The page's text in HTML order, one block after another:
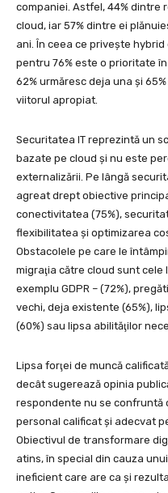
companiei. Astfel, 44% dintre
cloud, iar 57% dintre ei
ani. În ceea ce priveşte
pentru 76% este o prioritate
62% urmăresc deja una şi
viitorul apropiat.
Securitatea IT reprezintă un
bazate pe cloud şi nu este
externalizării. Pe lângă
agreat drept obiective
conectivitatea (75%),
flexibilitatea şi optimizarea
Obstacolele pe care le
migraţia către cloud sunt cele
exemplu GDPR – (72%),
vechi, deja existente (65%),
(60%) sau lipsa abilităţilor
Lipsa forţei de muncă
decât sugerează opinia
respondente nu se confruntă
personal calificat şi adecvat
Obiectivul de transformare
atins, în special din cauza
ineficient care are ca şi